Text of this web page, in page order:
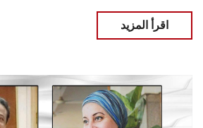
اقرأ المزيد